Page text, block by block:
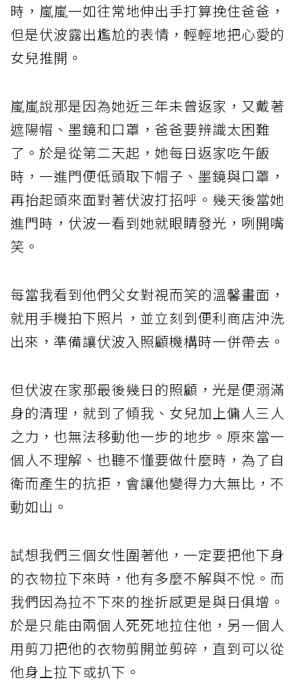
時，嵐嵐一如往常地伸出手打算挽住爸爸，
但是伏波露出尷尬的表情，輕輕地把心愛的
女兒推開。
嵐嵐說那是因為她近三年未曾返家，又戴著
遮陽帽、墨鏡和口罩，爸爸要辨識太困難
了。於是從第二天起，她每日返家吃午飯
時，一進門便低頭取下帽子、墨鏡與口罩，
再抬起頭來面對著伏波打招呼。幾天後當她
進門時，伏波一看到她就眼睛發光，咧開嘴
笑。
每當我看到他們父女對視而笑的溫馨畫面，
就用手機拍下照片，並立刻到便利商店沖洗
出來，準備讓伏波入照顧機構時一併帶去。
但伏波在家那最後幾日的照顧，光是便溺滿
身的清理，就到了傾我、女兒加上傭人三人
之力，也無法移動他一步的地步。原來當一
個人不理解、也聽不懂要做什麼時，為了自
衛而產生的抗拒，會讓他變得力大無比，不
動如山。
試想我們三個女性圍著他，一定要把他下身
的衣物拉下來時，他有多麼不解與不悅。而
我們因為拉不下來的挫折感更是與日俱增。
於是只能由兩個人死死地拉住他，另一個人
用剪刀把他的衣物剪開並剪碎，直到可以從
他身上拉下或扒下。